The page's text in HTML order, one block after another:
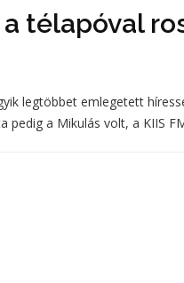
télapóval
legtöbbet emlegetett
a Mikulás volt, a KIIS